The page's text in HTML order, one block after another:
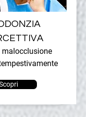
malocclusione